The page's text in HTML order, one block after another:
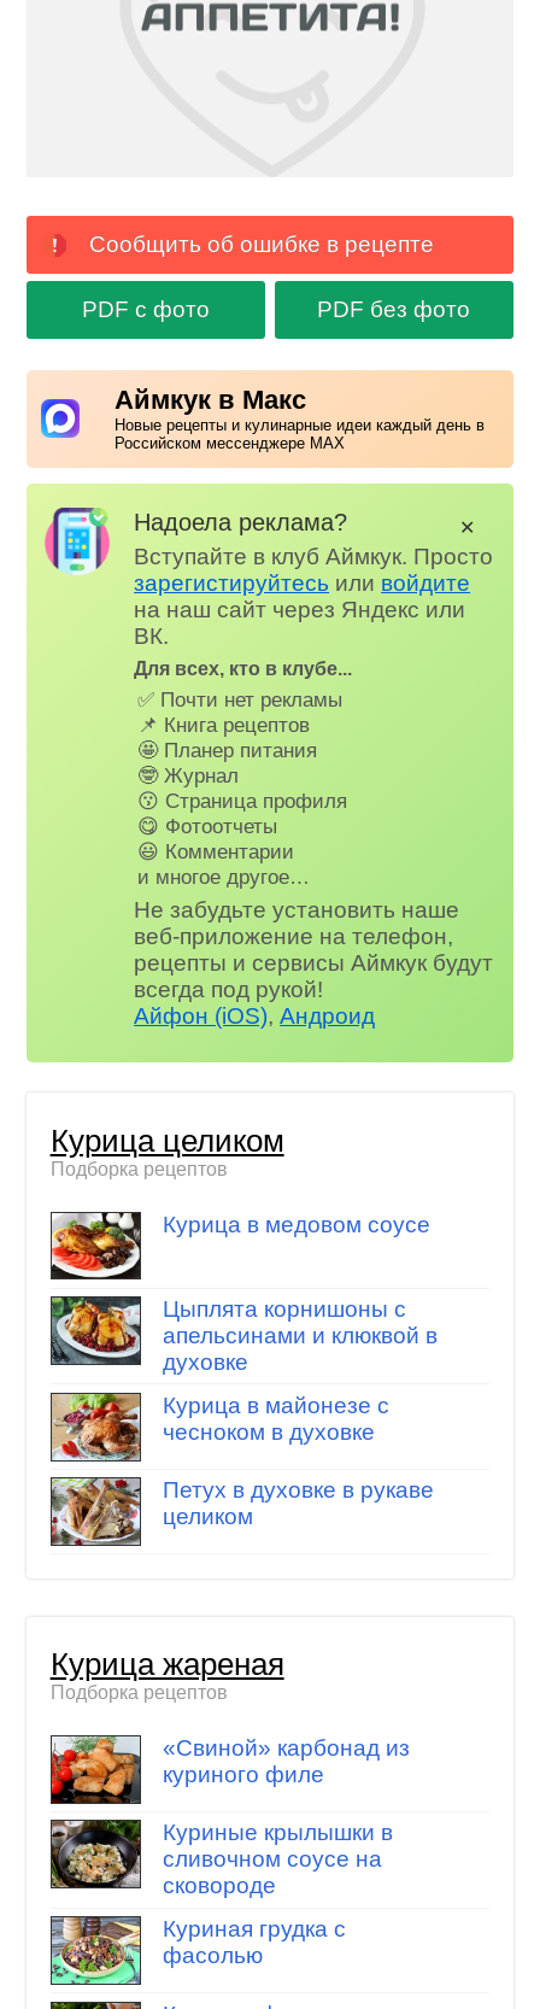
Сообщить об ошибке в рецепте
PDF с фото PDF без фото
Аймкук в Макс
Новые рецепты и кулинарные идеи каждый день в
Российском мессенджере MAX
Надоела реклама?
Вступайте в клуб Аймкук. Просто
зарегистируйтесь или войдите
на наш сайт через Яндекс или
ВК.
Для всех, кто в клубе...
✅ Почти нет рекламы
📌 Книга рецептов
🤩 Планер питания
🤓 Журнал
😗 Страница профиля
😋 Фотоотчеты
😃 Комментарии
и многое другое…
Не забудьте установить наше
веб-приложение на телефон,
рецепты и сервисы Аймкук будут
всегда под рукой!
Айфон (iOS),Андроид
✕
Курица целиком
Подборка рецептов
Курица в медовом соусе
Цыплята корнишоны с
апельсинами и клюквой в
духовке
Курица в майонезе с
чесноком в духовке
Петух в духовке в рукаве
целиком
Курица жареная
Подборка рецептов
«Свиной» карбонад из
куриного филе
Куриные крылышки в
сливочном соусе на
сковороде
Куриная грудка с
фасолью